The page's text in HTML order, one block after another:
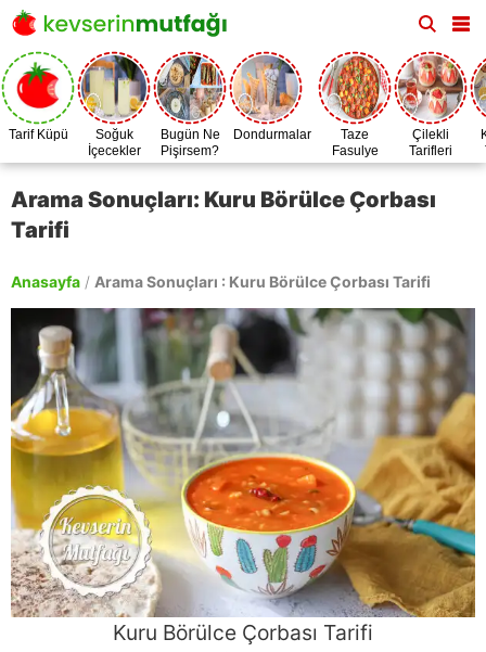
Tarif Küpü
Soğuk
İçecekler
Bugün Ne
Pişirsem?
Dondurmalar
Taze
Fasulye
Zamanı
Çilekli
Tarifleri
Arama Sonuçları: Kuru Börülce Çorbası
Tarifi
Anasayfa / Arama Sonuçları : Kuru Börülce Çorbası Tarifi
Kuru Börülce Çorbası Tarifi